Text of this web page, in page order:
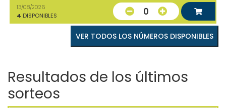
13/08/2026
4 DISPONIBLES 0
VER TODOS LOS NÚMEROS DISPONIBLES
Resultados de los últimos
sorteos